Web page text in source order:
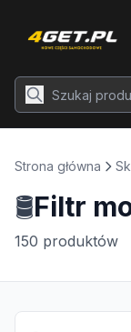
Strona główna
🛢️Filtr
150 produktów